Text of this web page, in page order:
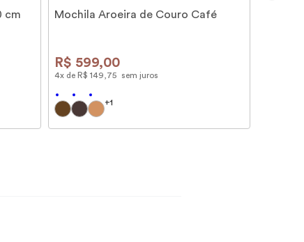
cm Mochila Aroeira de Couro Café
R$ 599,00
4x de R$ 149 75 sem juros
+1